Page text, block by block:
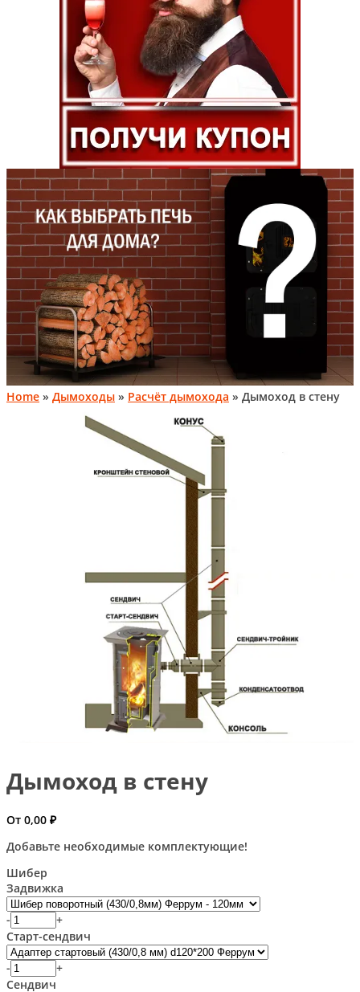
Home » Дымоходы » Расчёт дымохода » Дымоход в стену
Дымоход в стену
От 0,00 ₽
Добавьте необходимые комплектующие!
Шибер
Задвижка
-
+
Старт-сендвич
-
+
Сендвич